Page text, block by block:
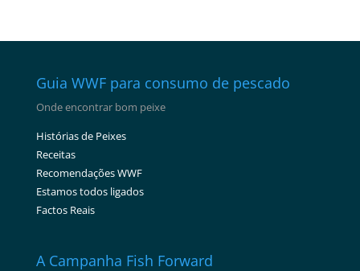
Guia WWF para consumo de pescado
Onde encontrar bom peixe
Histórias de Peixes
Receitas
Recomendações WWF
Estamos todos ligados
Factos Reais
A Campanha Fish Forward